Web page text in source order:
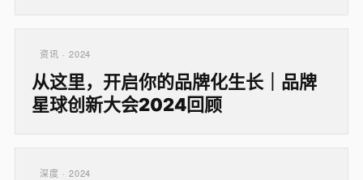
资讯 · 2024
从这里，开启你的品牌化生长｜品牌
星球创新大会2024回顾
深度 · 2024